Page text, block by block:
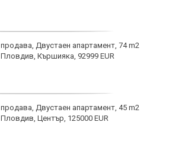
продава, Двустаен апартамент, 74 m2
Пловдив, Кършияка, 92999 EUR
продава, Двустаен апартамент, 45 m2
Пловдив, Център, 125000 EUR